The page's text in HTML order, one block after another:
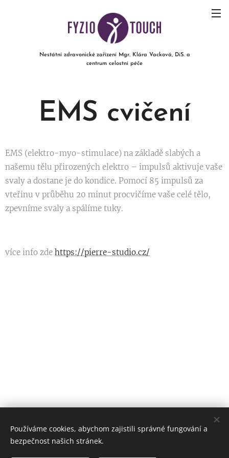
Nestátní zdravonické zařízení Mgr. Klára Vacková, DiS. a
centrum celostní péče
EMS cvičení
EMS (elektro-myo-stimulace) na základě slabých a
našemu tělu přirozených elektro – impulsů aktivuje vaše
svaly a dostane je do kondice. Pomocí 85 impulsů za
vteřinu v průběhu 20 minut procvičíme vaše celé tělo,
zpevníme svaly a spálíme tuky.
více info zde https://pierre-studio.cz/
FyzioTouch
Používáme cookies, abychom zajistili správné fungování a
bezpečnost našich stránek.